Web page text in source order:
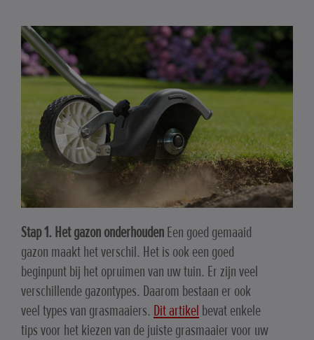
Stap 1. Het gazon onderhoudenEen goed gemaaid
gazon maakt het verschil. Het is ook een goed
beginpunt bij het opruimen van uw tuin. Er zijn veel
verschillende gazontypes. Daarom bestaan er ook
veel types van grasmaaiers. Dit artikel bevat enkele
tips voor het kiezen van de juiste grasmaaier voor uw